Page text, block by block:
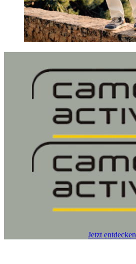
Jetzt entdecken